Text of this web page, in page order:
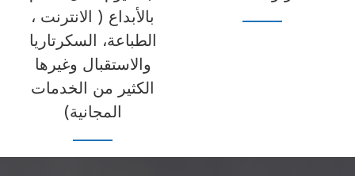
بالأبداع ( الانترنت ،
الطباعة، السكرتاريا
والاستقبال وغيرها
الكثير من الخدمات
المجانية)